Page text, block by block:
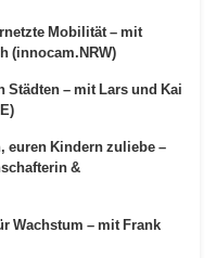
Mobilität – mit
(innocam.NRW)
– mit Lars und Kai
euren Kindern zuliebe –
&
Wachstum – mit Frank